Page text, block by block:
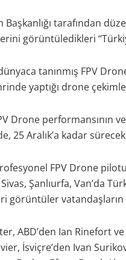
Başkanlığı tarafından
görüntüledikleri
tanınmış FPV
yaptığı drone
Drone
25 Aralık’a kadar
FPV Drone
Şanlıurfa, Van’da
görüntüler
ABD’den Ian Rinefort
İsviçre’den Ivan